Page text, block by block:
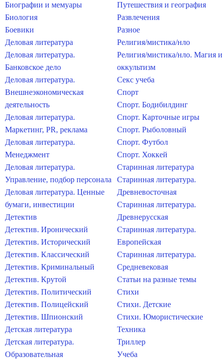
Биографии и мемуары
Биология
Боевики
Деловая литература
Деловая литература.
Банковское дело
Деловая литература.
Внешнеэкономическая
деятельность
Деловая литература.
Маркетинг, PR, реклама
Деловая литература.
Менеджмент
Деловая литература.
Управление, подбор персонала
Деловая литература. Ценные
бумаги, инвестиции
Детектив
Детектив. Иронический
Детектив. Исторический
Детектив. Классический
Детектив. Криминальный
Детектив. Крутой
Детектив. Политический
Детектив. Полицейский
Детектив. Шпионский
Детская литература
Детская литература.
Образовательная
Путешествия и география
Развлечения
Разное
Религия/мистика/нло
Религия/мистика/нло. Магия и
оккультизм
Секс учеба
Спорт
Спорт. Бодибилдинг
Спорт. Карточные игры
Спорт. Рыболовный
Спорт. Футбол
Спорт. Хоккей
Старинная литература
Старинная литература.
Древневосточная
Старинная литература.
Древнерусская
Старинная литература.
Европейская
Старинная литература.
Средневековая
Статьи на разные темы
Стихи
Стихи. Детские
Стихи. Юмористические
Техника
Триллер
Учеба